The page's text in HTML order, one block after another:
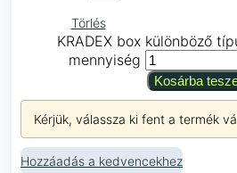
Törlés
KRADEX box különböző
mennyiség
Kosárba
Kérjük, válassza ki fent a termék
Hozzáadás a kedvencekhez